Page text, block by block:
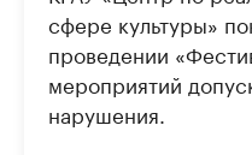
сфере культуры»
проведении
мероприятий
нарушения.